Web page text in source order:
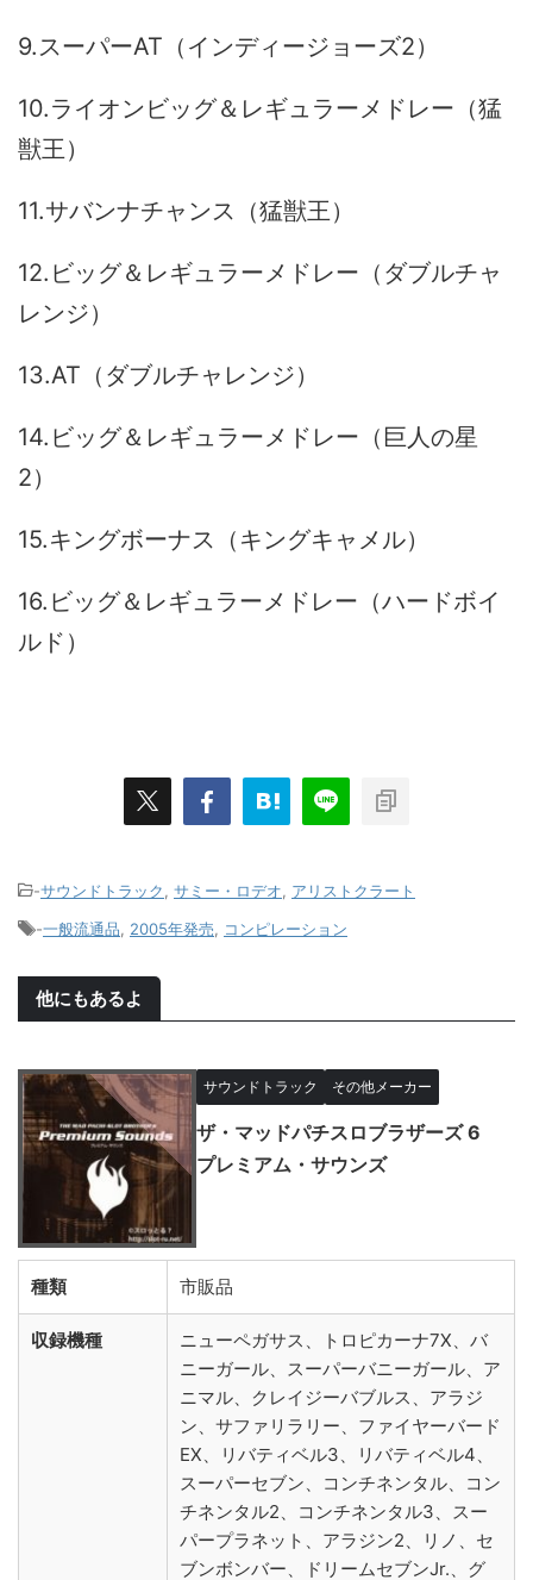
9.スーパーAT（インディージョーズ2）
10.ライオンビッグ＆レギュラーメドレー（猛
獣王）
11.サバンナチャンス（猛獣王）
12.ビッグ＆レギュラーメドレー（ダブルチャ
レンジ）
13.AT（ダブルチャレンジ）
14.ビッグ＆レギュラーメドレー（巨人の星
2）
15.キングボーナス（キングキャメル）
16.ビッグ＆レギュラーメドレー（ハードボイ
ルド）
-サウンドトラック サミー・ロデオ
アリストクラート
-一般流通品 2005年発売 コンピレーション
他にもあるよ
サウンドトラック その他メーカー
ザ・マッドパチスロブラザーズ 6
プレミアム・サウンズ
種類 市販品
収録機種
ニューペガサス、トロピカーナ7X、バ
ニーガール、スーパーバニーガール、ア
ニマル、クレイジーバブルス、アラジ
ン、サファリラリー、ファイヤーバード
EX、リバティベル3、リバティベル4、
スーパーセブン、コンチネンタル、コン
チネンタル2、コンチネンタル3、スー
パープラネット、アラジン2、リノ、セ
ブンボンバー、ドリームセブンJr.、グ